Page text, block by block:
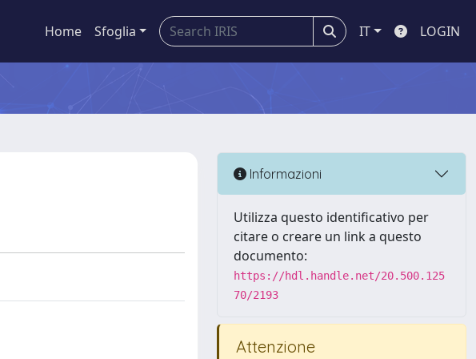
Home Sfoglia IT LOGIN
Informazioni
Utilizza questo identificativo per
citare o creare un link a questo
documento:
https://hdl.handle.net/20.500.125
70/2193
Attenzione